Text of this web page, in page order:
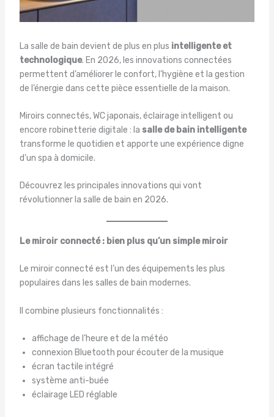
La salle de bain devient de plus en plus intelligente et
technologique. En 2026, les innovations connectées
permettent d’améliorer le confort, l’hygiène et la gestion
de l’énergie dans cette pièce essentielle de la maison.
Miroirs connectés, WC japonais, éclairage intelligent ou
encore robinetterie digitale : la salle de bain intelligente
transforme le quotidien et apporte une expérience digne
d’un spa à domicile.
Découvrez les principales innovations qui vont
révolutionner la salle de bain en 2026.
Le miroir connecté : bien plus qu’un simple miroir
Le miroir connecté est l’un des équipements les plus
populaires dans les salles de bain modernes.
Il combine plusieurs fonctionnalités :
affichage de l’heure et de la météo
connexion Bluetooth pour écouter de la musique
écran tactile intégré
système anti-buée
éclairage LED réglable